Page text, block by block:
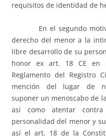
requisitos de identidad de
En el segundo motivo
derecho del menor a la
libre desarrollo de su
honor ex art. 18 CE en
Reglamento del Registro
mención del lugar de
suponer un menoscabo de
así como atentar
personalidad del menor y
así el art. 18 de la